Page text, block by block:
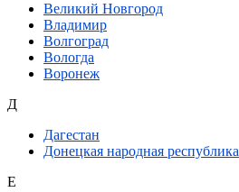
Великий Новгород
Владимир
Волгоград
Вологда
Воронеж
Д
Дагестан
Донецкая народная республика
Е